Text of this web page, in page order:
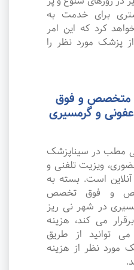
برای خدمت به
کرد که این امر
پزشک مورد نظر را
متخصص و فوق
و گرمسیری
مطب در سیناپزشک
ویزیت تلفنی و
است. بسته به
و فوق تخصص
در شهر نی ریز
می کند، هزینه
توانید از طریق
مورد نظر از هزینه